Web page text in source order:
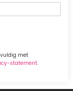
met
statement.